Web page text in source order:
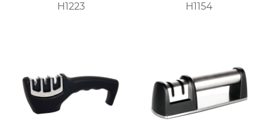
H1223 H1154